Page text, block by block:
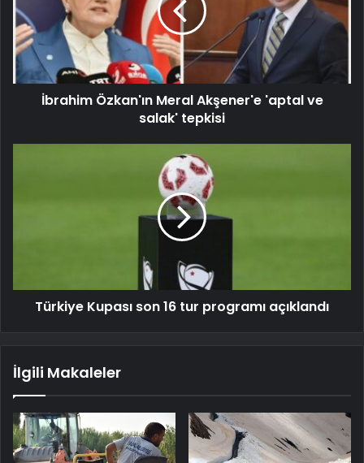
İbrahim Özkan'ın Meral Akşener'e 'aptal ve
salak' tepkisi
Türkiye Kupası son 16 tur programı açıklandı
İlgili Makaleler